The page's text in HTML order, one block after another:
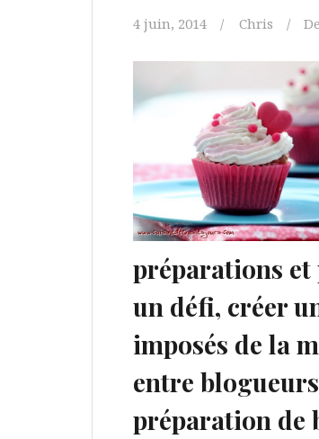
4 juin, 2014 Chris
préparations
un défi, créer
imposés de la
entre
préparation de